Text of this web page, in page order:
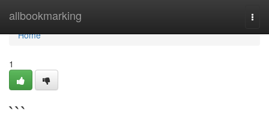
allbookmarking
Home
Home
1
```